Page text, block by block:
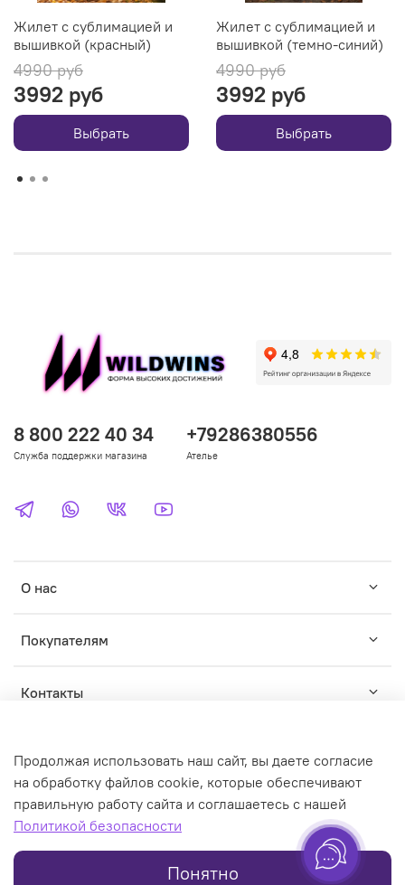
Жилет с сублимацией и
вышивкой (красный)
4990 руб
3992 руб
Выбрать
Жилет с сублимацией и
вышивкой (темно-синий)
4990 руб
3992 руб
Выбрать
О нас
Покупателям
Контакты
8 800 222 40 34
Служба поддержки магазина
+79286380556
Ателье
© WILDWINS - зарегистрированный торговый знак. Любое
использование контента без письменного разрешения
запрещено
Продолжая использовать наш сайт, вы даете согласие
на обработку файлов cookie, которые обеспечивают
правильную работу сайта и соглашаетесь с нашей
Политикой безопасности
Понятно